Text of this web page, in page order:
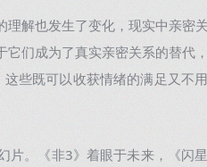
解也发生了变化，现实中亲密
们成为了真实亲密关系的替代
这些既可以收获情绪的满足又不
。《非3》着眼于未来，《闪星